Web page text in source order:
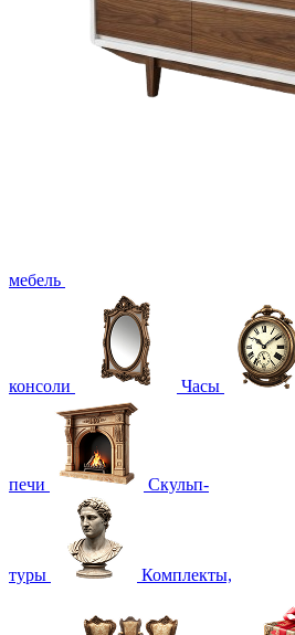
мебель
консоли Часы
печи Скульп-
туры Комплекты,